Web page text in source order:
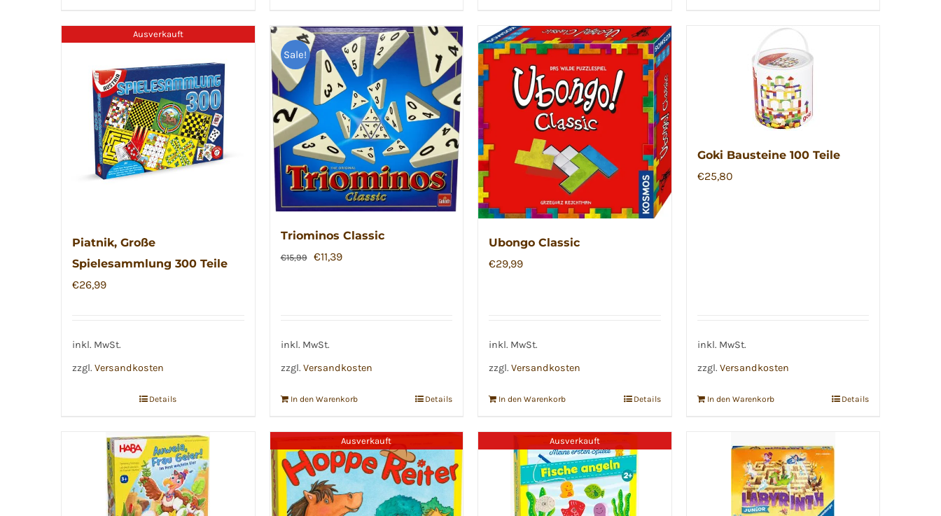
Ausverkauft
Piatnik, Große
Spielesammlung 300 Teile
€26,99
inkl. MwSt.
zzgl. Versandkosten
Details
Sale!
Triominos Classic
€15,99
Ursprünglicher
€11,39Aktueller
inkl. MwSt.
zzgl. Versandkosten
In den Warenkorb Details
Ubongo Classic
€29,99
inkl. MwSt.
zzgl. Versandkosten
In den Warenkorb Details
Goki Bausteine 100 Teile
€25,80
inkl. MwSt.
zzgl. Versandkosten
In den Warenkorb Details
Ausverkauft Ausverkauft